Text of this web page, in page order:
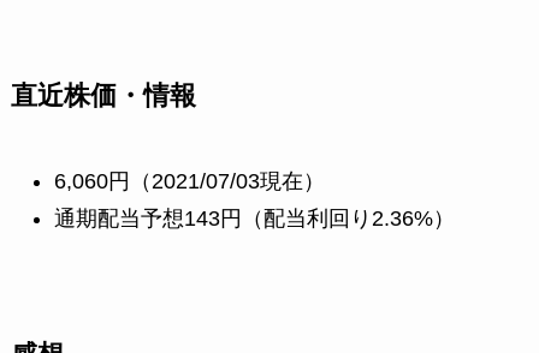
直近株価・情報
6,060円（2021/07/03現在）
通期配当予想143円（配当利回り2.36%）